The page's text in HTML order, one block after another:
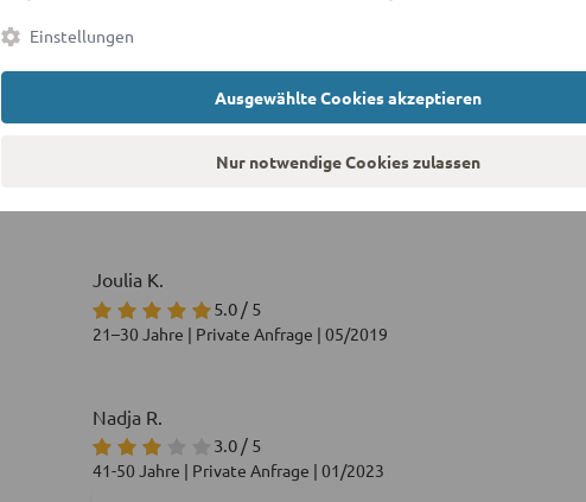
Super schnelle Rückmeldung bei mir (30 Minuten), sehr nett
3.4 / 5
Joulia K.
5.0 / 5
21–30 Jahre | Private Anfrage | 05/2019
Nadja R.
3.0 / 5
41-50 Jahre | Private Anfrage | 01/2023
Einstellungen
Ausgewählte Cookies akzeptieren
Nur notwendige Cookies zulassen